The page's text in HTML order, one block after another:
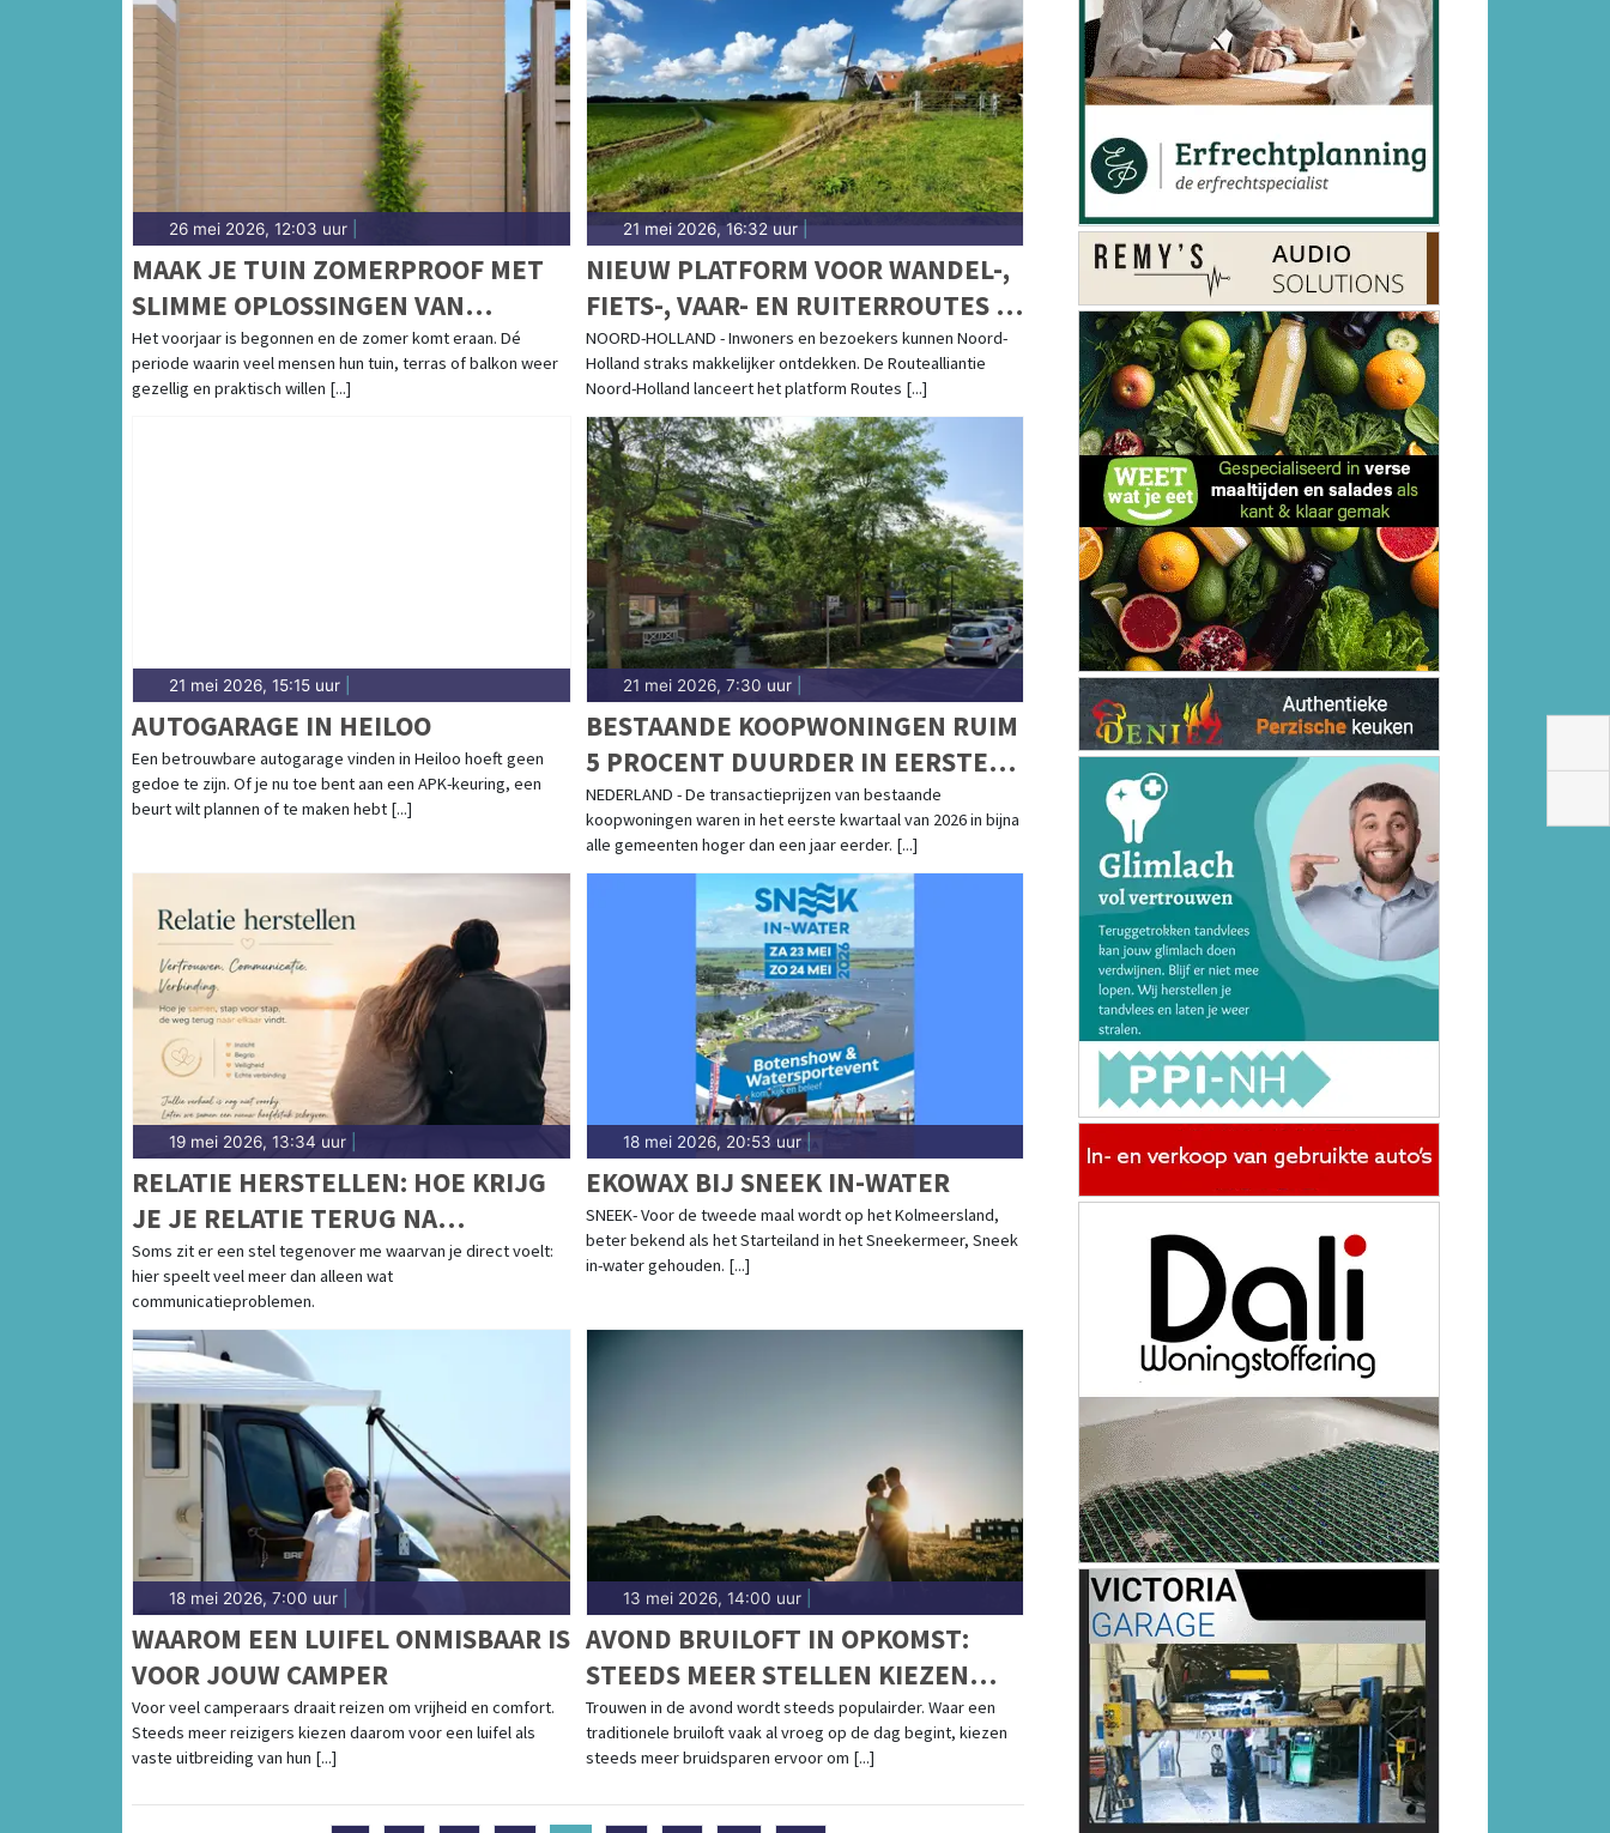
26 mei 2026, 12:03 uur
MAAK JE TUIN ZOMERPROOF MET
SLIMME OPLOSSINGEN VAN
STAALKABELSTUNTER
Het voorjaar is begonnen en de zomer komt eraan. Dé
periode waarin veel mensen hun tuin, terras of balkon weer
gezellig en praktisch willen [...]
21 mei 2026, 16:32 uur|
NIEUW PLATFORM VOOR WANDEL-,
FIETS-, VAAR- EN RUITERROUTES IN
NOORD-HOLLAND
NOORD-HOLLAND - Inwoners en bezoekers kunnen Noord-
Holland straks makkelijker ontdekken. De Routealliantie
Noord-Holland lanceert het platform Routes [...]
21 mei 2026, 15:15 uur
AUTOGARAGE IN HEILOO
Een betrouwbare autogarage vinden in Heiloo hoeft geen
gedoe te zijn. Of je nu toe bent aan een APK-keuring, een
beurt wilt plannen of te maken hebt [...]
21 mei 2026, 7:30 uur|
BESTAANDE KOOPWONINGEN RUIM
5 PROCENT DUURDER IN EERSTE
KWARTAAL
NEDERLAND - De transactieprijzen van bestaande
koopwoningen waren in het eerste kwartaal van 2026 in bijna
alle gemeenten hoger dan een jaar eerder. [...]
19 mei 2026, 13:34 uur
RELATIE HERSTELLEN: HOE KRIJG
JE JE RELATIE TERUG NA
VERTROUWENSBREUK EN
AFSTAND?
Soms zit er een stel tegenover me waarvan je direct voelt:
hier speelt veel meer dan alleen wat
communicatieproblemen.
18 mei 2026, 20:53 uur|
EKOWAX BIJ SNEEK IN-WATER
SNEEK- Voor de tweede maal wordt op het Kolmeersland,
beter bekend als het Starteiland in het Sneekermeer, Sneek
in-water gehouden. [...]
18 mei 2026, 7:00 uur
WAAROM EEN LUIFEL ONMISBAAR IS
VOOR JOUW CAMPER
Voor veel camperaars draait reizen om vrijheid en comfort.
Steeds meer reizigers kiezen daarom voor een luifel als
vaste uitbreiding van hun [...]
13 mei 2026, 14:00 uur|
AVOND BRUILOFT IN OPKOMST:
STEEDS MEER STELLEN KIEZEN
VOOR EEN CEREMONIE BIJ
ZONSONDERGANG
Trouwen in de avond wordt steeds populairder. Waar een
traditionele bruiloft vaak al vroeg op de dag begint, kiezen
steeds meer bruidsparen ervoor om [...]